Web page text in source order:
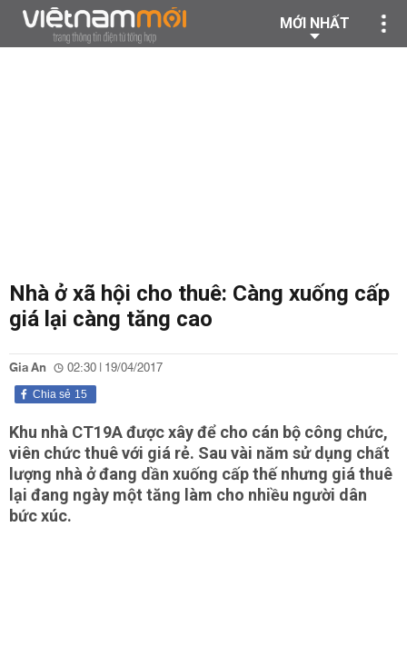
MỚI NHẤT
Nhà ở xã hội cho thuê: Càng xuống cấp
giá lại càng tăng cao
Gia An 02:30 | 19/04/2017
15
Chia sẻ
Khu nhà CT19A được xây để cho cán bộ công chức,
viên chức thuê với giá rẻ. Sau vài năm sử dụng chất
lượng nhà ở đang dần xuống cấp thế nhưng giá thuê
lại đang ngày một tăng làm cho nhiều người dân
bức xúc.